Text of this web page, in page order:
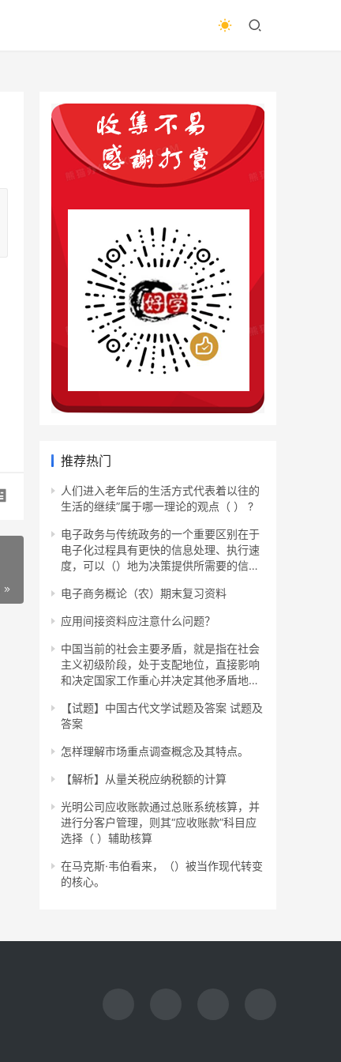
推荐热门
人们进入老年后的生活方式代表着以往的
生活的继续”属于哪一理论的观点（ ） ?
电子政务与传统政务的一个重要区别在于
电子化过程具有更快的信息处理、执行速
度，可以（）地为决策提供所需要的信
电子商务概论（农）期末复习资料
应用间接资料应注意什么问题？
中国当前的社会主要矛盾，就是指在社会
主义初级阶段，处于支配地位，直接影响
和决定国家工作重心并决定其他矛盾地位
【试题】中国古代文学试题及答案 试题及
答案
怎样理解市场重点调查概念及其特点。
【解析】从量关税应纳税额的计算
光明公司应收账款通过总账系统核算，并
进行分客户管理，则其“应收账款”科目应
选择（ ）辅助核算
在马克斯·韦伯看来，（）被当作现代转变
的核心。